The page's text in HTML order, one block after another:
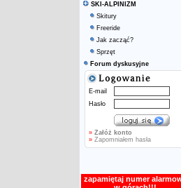
SKI-ALPINIZM
Skitury
Freeride
Jak zacząć?
Sprzęt
Forum dyskusyjne
E-mail
Hasło
» Załóż konto
»Zapomniałem hasła
zapamiętaj numer